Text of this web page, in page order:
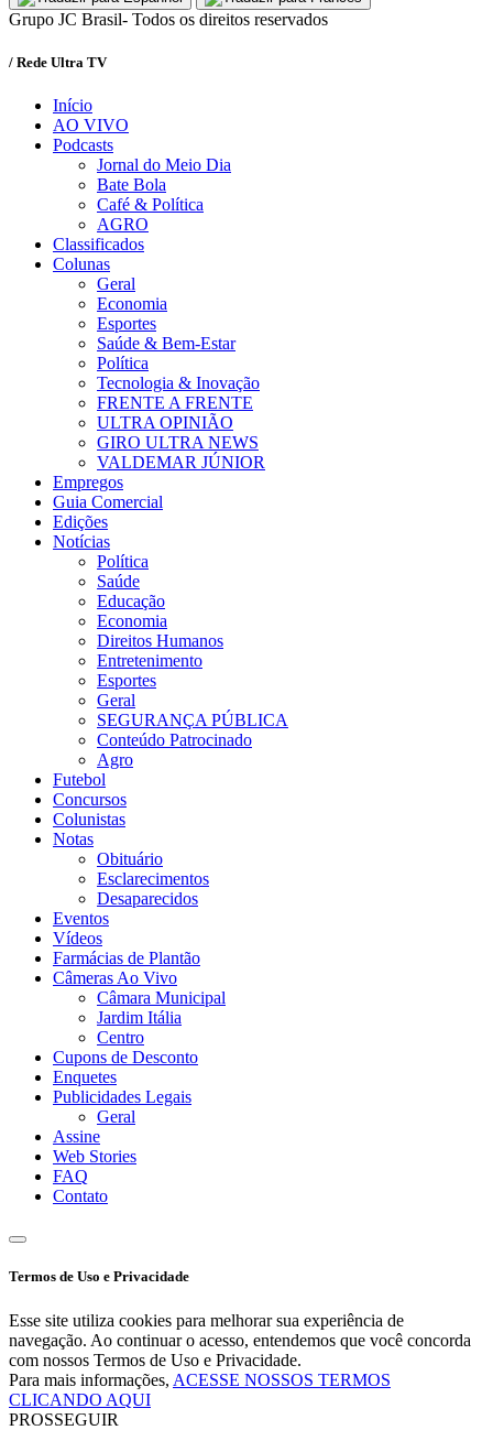
Grupo JC Brasil- Todos os direitos reservados
/ Rede Ultra TV
Início
AO VIVO
Podcasts
Jornal do Meio Dia
Bate Bola
Café & Política
AGRO
Classificados
Colunas
Geral
Economia
Esportes
Saúde & Bem-Estar
Política
Tecnologia & Inovação
FRENTE A FRENTE
ULTRA OPINIÃO
GIRO ULTRA NEWS
VALDEMAR JÚNIOR
Empregos
Guia Comercial
Edições
Notícias
Política
Saúde
Educação
Economia
Direitos Humanos
Entretenimento
Esportes
Geral
SEGURANÇA PÚBLICA
Conteúdo Patrocinado
Agro
Futebol
Concursos
Colunistas
Notas
Obituário
Esclarecimentos
Desaparecidos
Eventos
Vídeos
Farmácias de Plantão
Câmeras Ao Vivo
Câmara Municipal
Jardim Itália
Centro
Cupons de Desconto
Enquetes
Publicidades Legais
Geral
Assine
Web Stories
FAQ
Contato
Termos de Uso e Privacidade
Esse site utiliza cookies para melhorar sua experiência de
navegação. Ao continuar o acesso, entendemos que você concorda
com nossos Termos de Uso e Privacidade.
Para mais informações, ACESSE NOSSOS TERMOS
CLICANDO AQUI
PROSSEGUIR